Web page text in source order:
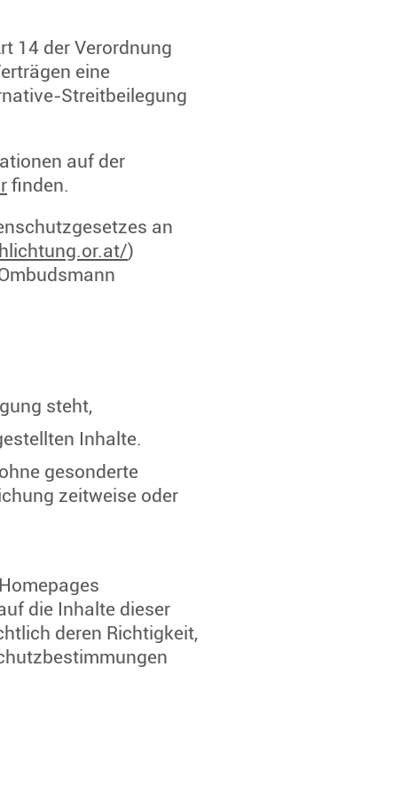
14 der Verordnung
eine
Streitbeilegung
auf der
finden.
an
)
steht,
Inhalte.
gesonderte
zeitweise oder
die Inhalte dieser
deren Richtigkeit,